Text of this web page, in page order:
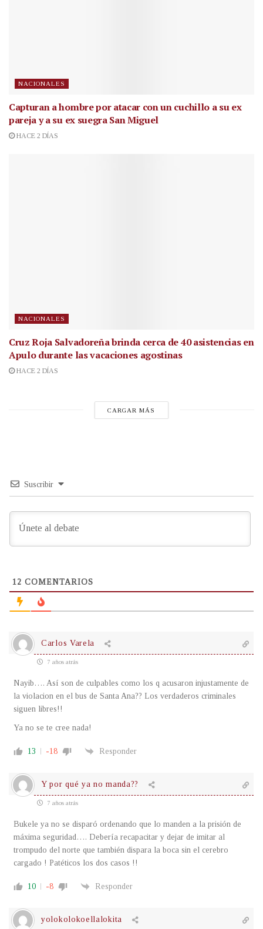
NACIONALES
Capturan a hombre por atacar con un cuchillo a su ex
pareja y a su ex suegra San Miguel
HACE 2 DÍAS
NACIONALES
Cruz Roja Salvadoreña brinda cerca de 40 asistencias en
Apulo durante las vacaciones agostinas
HACE 2 DÍAS
CARGAR MÁS
Suscribir
12 COMENTARIOS
Carlos Varela
7 años atrás
Nayib…. Así son de culpables como los q acusaron injustamente de
la violacion en el bus de Santa Ana?? Los verdaderos criminales
siguen libres!!
Ya no se te cree nada!
13 -18 Responder
Y por qué ya no manda??
7 años atrás
Bukele ya no se disparó ordenando que lo manden a la prisión de
máxima seguridad…. Debería recapacitar y dejar de imitar al
trompudo del norte que también dispara la boca sin el cerebro
cargado ! Patéticos los dos casos !!
10 -8 Responder
yolokolokoellalokita